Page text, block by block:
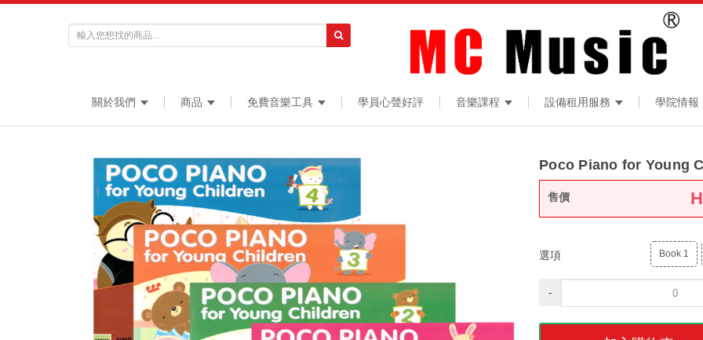
關於我們 商品 免費音樂工具 學員心聲好評 音樂課程 設備租用服務 學院情報
Poco Piano for Young
售價
選項 Book 1
-